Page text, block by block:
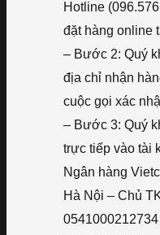
Hotline
đặt hàng online
– Bước 2: Quý
địa chỉ nhận
cuộc gọi xác
– Bước 3: Quý
trực tiếp vào tài
Ngân hàng
Hà Nội – Chủ
0541000212734